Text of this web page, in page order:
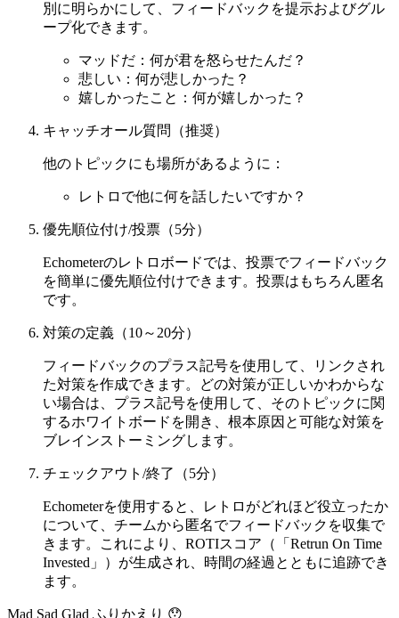
別に明らかにして、フィードバックを提示およびグル
ープ化できます。
マッドだ：何が君を怒らせたんだ？
悲しい：何が悲しかった？
嬉しかったこと：何が嬉しかった？
キャッチオール質問（推奨）
他のトピックにも場所があるように：
レトロで他に何を話したいですか？
優先順位付け/投票（5分）
Echometerのレトロボードでは、投票でフィードバック
を簡単に優先順位付けできます。投票はもちろん匿名
です。
対策の定義（10～20分）
フィードバックのプラス記号を使用して、リンクされ
た対策を作成できます。どの対策が正しいかわからな
い場合は、プラス記号を使用して、そのトピックに関
するホワイトボードを開き、根本原因と可能な対策を
ブレインストーミングします。
チェックアウト/終了（5分）
Echometerを使用すると、レトロがどれほど役立ったか
について、チームから匿名でフィードバックを収集で
きます。これにより、ROTIスコア（「Retrun On Time
Invested」）が生成され、時間の経過とともに追跡でき
ます。
Mad Sad Glad ふりかえり 😯